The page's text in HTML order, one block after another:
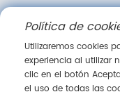
+86 13773239813
Síganos
Política de
Utilizaremos cookies
experiencia al utilizar
clic en el botón
el uso de todas las